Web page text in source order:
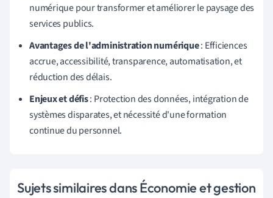
numérique pour transformer et améliorer le paysage des
services publics.
Avantages de l'administration numérique: Efficiences
accrue, accessibilité, transparence, automatisation, et
réduction des délais.
Enjeux et défis: Protection des données, intégration de
systèmes disparates, et nécessité d'une formation
continue du personnel.
Sujets similaires dans Économie et gestion